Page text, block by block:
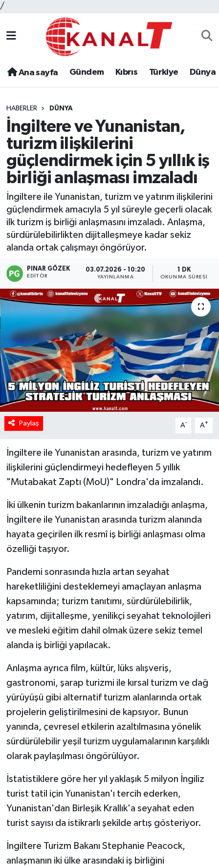
/
Ana sayfa Gündem Kıbrıs Türkiye Dünya
HABERLER DÜNYA
İngiltere ve Yunanistan,
turizm ilişkilerini
güçlendirmek için 5 yıllık iş
birliği anlaşması imzaladı
İngiltere ile Yunanistan, turizm ve yatırım ilişkilerini
güçlendirmek amacıyla 5 yıl süreyle geçerli olacak
ilk turizm iş birliği anlaşmasını imzaladı. Anlaşma,
sürdürülebilirlikten dijitalleşmeye kadar sekiz
alanda ortak çalışmayı öngörüyor.
PINAR GÖZEK
EDITÖR
03.07.2026 - 10:20
YAYINLANMA
1 DK
OKUNMA SÜRESI
Paylaş A- A+
İngiltere ile Yunanistan arasında, turizm ve yatırım
ilişkilerini güçlendirmeyi hedefleyen 5 yıllık
"Mutabakat Zaptı (MoU)" Londra'da imzalandı.
İki ülkenin turizm bakanlarının imzaladığı anlaşma,
İngiltere ile Yunanistan arasında turizm alanında
hayata geçirilen ilk resmî iş birliği anlaşması olma
özelliği taşıyor.
Pandemi sonrasında hızla artan seyahat
hareketliliğini desteklemeyi amaçlayan anlaşma
kapsamında; turizm tanıtımı, sürdürülebilirlik,
yatırım, dijitalleşme, yenilikçi seyahat teknolojileri
ve mesleki eğitim dahil olmak üzere sekiz temel
alanda iş birliği yapılacak.
Anlaşma ayrıca film, kültür, lüks alışveriş,
gastronomi, şarap turizmi ile kırsal turizm ve dağ
yürüyüşü gibi alternatif turizm alanlarında ortak
projelerin geliştirilmesini de kapsıyor. Bunun
yanında, çevresel etkilerin azaltılmasına yönelik
sürdürülebilir yeşil turizm uygulamalarının karşılıklı
olarak paylaşılması öngörülüyor.
İstatistiklere göre her yıl yaklaşık 5 milyon İngiliz
turist tatil için Yunanistan'ı tercih ederken,
Yunanistan'dan Birleşik Krallık'a seyahat eden
turist sayısı da istikrarlı şekilde artış gösteriyor.
İngiltere Turizm Bakanı Stephanie Peacock,
anlaşmanın iki ülke arasındaki iş birliğini